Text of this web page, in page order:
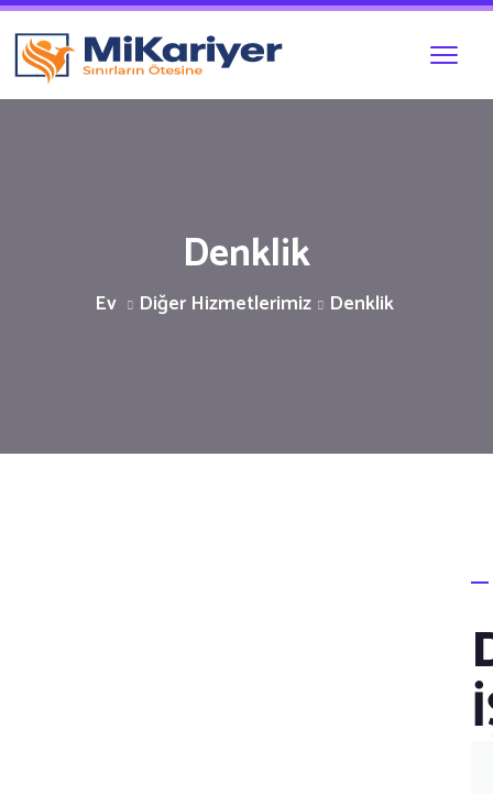
Denklik
Ev Diğer Hizmetlerimiz Denklik